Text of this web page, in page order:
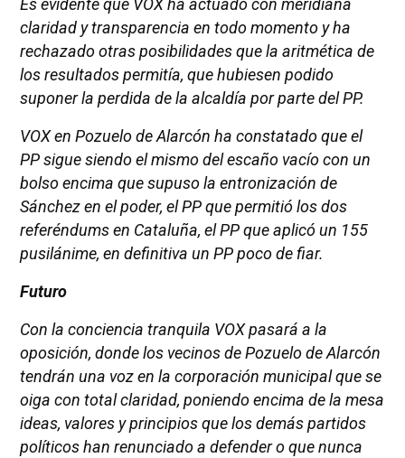
Es evidente que VOX ha actuado con meridiana
claridad y transparencia en todo momento y ha
rechazado otras posibilidades que la aritmética de
los resultados permitía, que hubiesen podido
suponer la perdida de la alcaldía por parte del PP.
VOX en Pozuelo de Alarcón ha constatado que el
PP sigue siendo el mismo del escaño vacío con un
bolso encima que supuso la entronización de
Sánchez en el poder, el PP que permitió los dos
referéndums en Cataluña, el PP que aplicó un 155
pusilánime, en definitiva un PP poco de fiar.
Futuro
Con la conciencia tranquila VOX pasará a la
oposición, donde los vecinos de Pozuelo de Alarcón
tendrán una voz en la corporación municipal que se
oiga con total claridad, poniendo encima de la mesa
ideas, valores y principios que los demás partidos
políticos han renunciado a defender o que nunca